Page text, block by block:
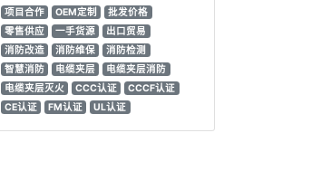
项目合作
OEM定制
批发价格
零售供应
一手货源
出口贸易
消防改造
消防维保
消防检测
智慧消防
电缆夹层
电缆夹层消防
电缆夹层灭火
CCC认证
CCCF认证
CE认证
FM认证 UL认证